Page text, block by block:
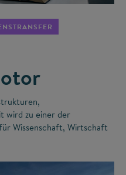
wird zu einer der
Wissenschaft, Wirtschaft